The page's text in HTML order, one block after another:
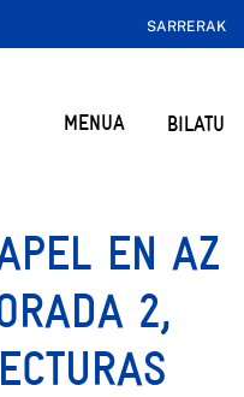
SARRERAK
MENUA BILATU
EN AZ
2,